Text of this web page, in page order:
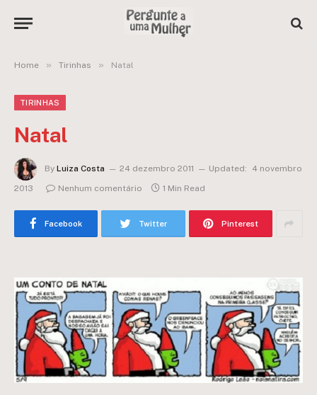
Home » Tirinhas » Natal
TIRINHAS
Natal
By Luiza Costa 24 dezembro 2011 Updated:
4 novembro
2013
Nenhum comentário 1 Min Read
Facebook Twitter Pinterest